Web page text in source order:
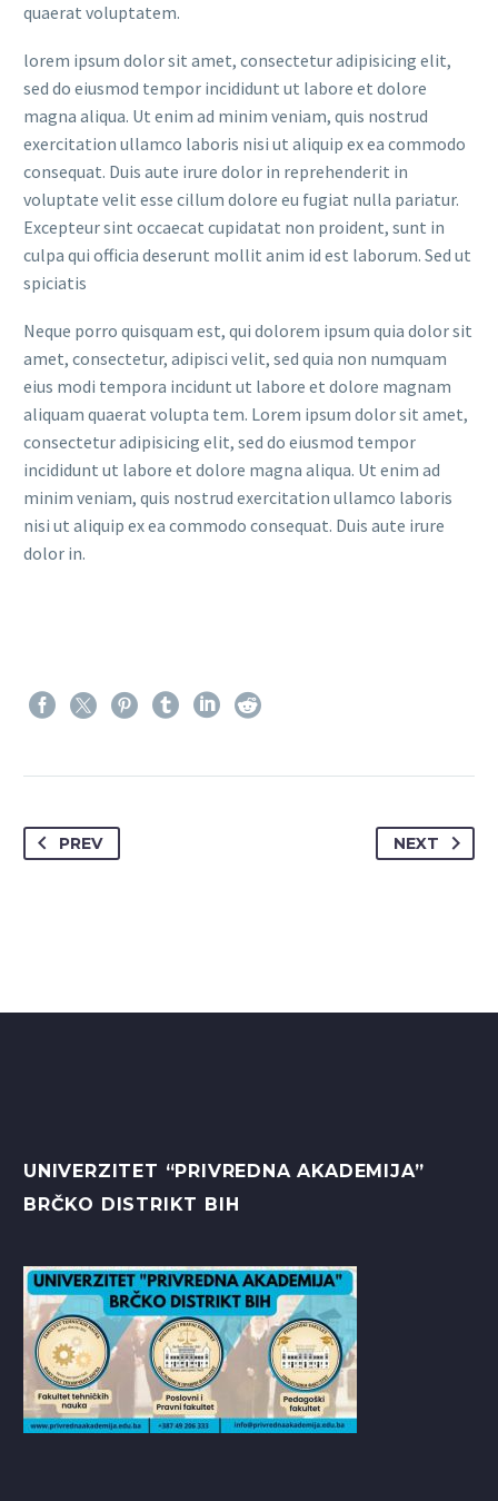
quaerat voluptatem.
lorem ipsum dolor sit amet, consectetur adipisicing elit,
sed do eiusmod tempor incididunt ut labore et dolore
magna aliqua. Ut enim ad minim veniam, quis nostrud
exercitation ullamco laboris nisi ut aliquip ex ea commodo
consequat. Duis aute irure dolor in reprehenderit in
voluptate velit esse cillum dolore eu fugiat nulla pariatur.
Excepteur sint occaecat cupidatat non proident, sunt in
culpa qui officia deserunt mollit anim id est laborum. Sed ut
spiciatis
Neque porro quisquam est, qui dolorem ipsum quia dolor sit
amet, consectetur, adipisci velit, sed quia non numquam
eius modi tempora incidunt ut labore et dolore magnam
aliquam quaerat volupta tem. Lorem ipsum dolor sit amet,
consectetur adipisicing elit, sed do eiusmod tempor
incididunt ut labore et dolore magna aliqua. Ut enim ad
minim veniam, quis nostrud exercitation ullamco laboris
nisi ut aliquip ex ea commodo consequat. Duis aute irure
dolor in.
PREV NEXT
UNIVERZITET “PRIVREDNA AKADEMIJA”
BRČKO DISTRIKT BIH